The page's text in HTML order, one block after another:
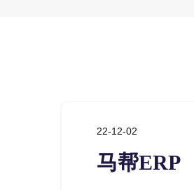
22-12-02
马帮ERP